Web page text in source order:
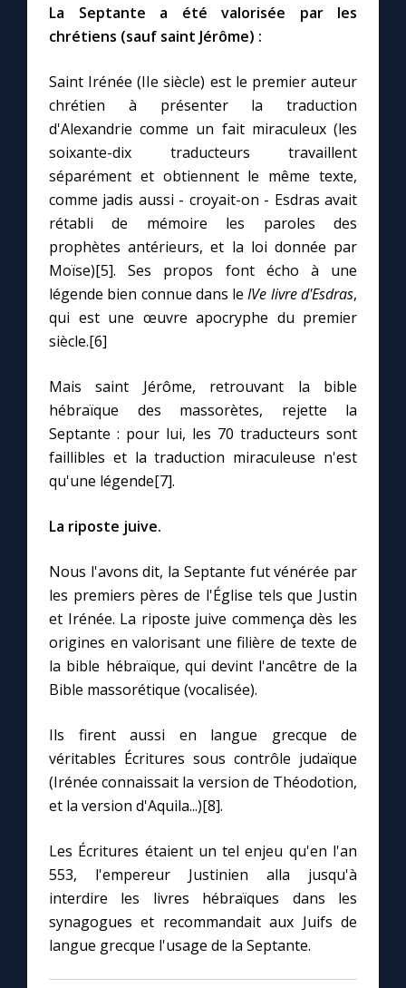
La Septante a été valorisée par les
chrétiens (sauf saint Jérôme) :
Saint Irénée (IIe siècle) est le premier auteur
chrétien à présenter la traduction
d'Alexandrie comme un fait miraculeux (les
soixante-dix traducteurs travaillent
séparément et obtiennent le même texte,
comme jadis aussi - croyait-on - Esdras avait
rétabli de mémoire les paroles des
prophètes antérieurs, et la loi donnée par
Moïse)[5]. Ses propos font écho à une
légende bien connue dans leIVe livre d'Esdras,
qui est une œuvre apocryphe du premier
siècle.[6]
Mais saint Jérôme, retrouvant la bible
hébraïque des massorètes, rejette la
Septante : pour lui, les 70 traducteurs sont
faillibles et la traduction miraculeuse n'est
qu'une légende[7].
La riposte juive.
Nous l'avons dit, la Septante fut vénérée par
les premiers pères de l'Église tels que Justin
et Irénée. La riposte juive commença dès les
origines en valorisant une filière de texte de
la bible hébraïque, qui devint l'ancêtre de la
Bible massorétique (vocalisée).
Ils firent aussi en langue grecque de
véritables Écritures sous contrôle judaïque
(Irénée connaissait la version de Théodotion,
et la version d'Aquila...)[8].
Les Écritures étaient un tel enjeu qu'en l'an
553, l'empereur Justinien alla jusqu'à
interdire les livres hébraïques dans les
synagogues et recommandait aux Juifs de
langue grecque l'usage de la Septante.